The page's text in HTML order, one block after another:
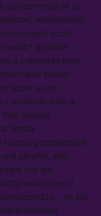
ciclicamente se la
onnipresenti,
coi nostri occhi
di glitter,
e comparse nelle
singoli
sopra a una
aizzando l’urlo a
Vita Sociale.
senza
i pezzi, proponendoli
playlist, anzi
che già
senza che ci
– se poi